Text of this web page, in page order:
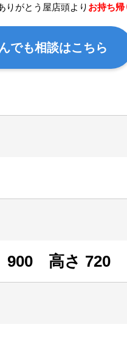
りがとう屋店頭より お持ち帰
でも相談はこちら
900 高さ 720